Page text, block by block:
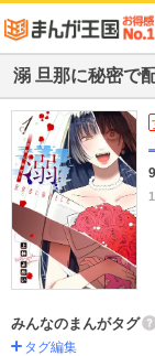
溺 旦那に秘密で
みんなのまんがタグ
タグ編集